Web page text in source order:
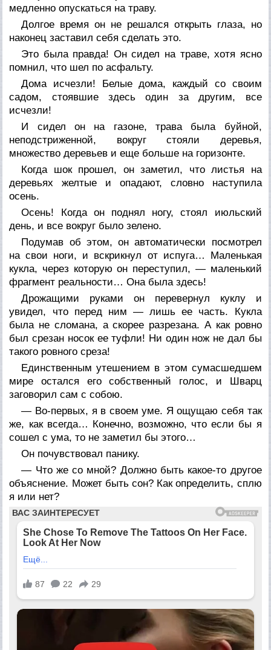
медленно опускаться на траву.
Долгое время он не решался открыть глаза, но
наконец заставил себя сделать это.
Это была правда! Он сидел на траве, хотя ясно
помнил, что шел по асфальту.
Дома исчезли! Белые дома, каждый со своим
садом, стоявшие здесь один за другим, все
исчезли!
И сидел он на газоне, трава была буйной,
неподстриженной, вокруг стояли деревья,
множество деревьев и еще больше на горизонте.
Когда шок прошел, он заметил, что листья на
деревьях желтые и опадают, словно наступила
осень.
Осень! Когда он поднял ногу, стоял июльский
день, и все вокруг было зелено.
Подумав об этом, он автоматически посмотрел
на свои ноги, и вскрикнул от испуга… Маленькая
кукла, через которую он переступил, — маленький
фрагмент реальности… Она была здесь!
Дрожащими руками он перевернул куклу и
увидел, что перед ним — лишь ее часть. Кукла
была не сломана, а скорее разрезана. А как ровно
был срезан носок ее туфли! Ни один нож не дал бы
такого ровного среза!
Единственным утешением в этом сумасшедшем
мире остался его собственный голос, и Шварц
заговорил сам с собою.
— Во-первых, я в своем уме. Я ощущаю себя так
же, как всегда… Конечно, возможно, что если бы я
сошел с ума, то не заметил бы этого…
Он почувствовал панику.
— Что же со мной? Должно быть какое-то другое
объяснение. Может быть сон? Как определить, сплю
я или нет?